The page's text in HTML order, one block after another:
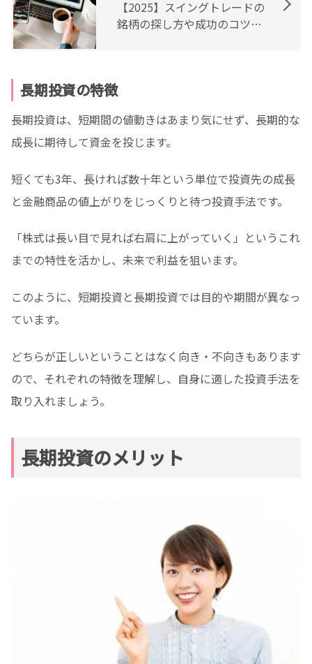
【2025】スイングトレードの
銘柄の探し方や成功のコツを
長期投資の特徴
長期投資は、短期間の値動きはあまり気にせず、長期的な
成長に期待して資金を投じます。
短くても3年、長ければ数十年という単位で投資先の成長
と金融商品の値上がりをじっくりと待つ投資手法です。
「株式は長い目で見れば右肩に上がっていく」というこれ
までの特性を活かし、未来で利益を狙います。
このように、短期投資と長期投資では目的や期間が異なっ
ています。
どちらが正しいということはなく向き・不向きもあります
ので、それぞれの特徴を理解し、自身に適した投資手法を
取り入れましょう。
長期投資のメリット